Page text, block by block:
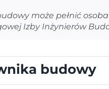
może pełnić
Izby Inżynierów
budowy